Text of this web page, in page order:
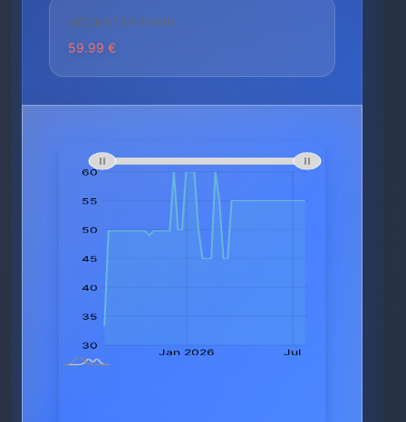
HÖCHSTER PREIS
59.99 €